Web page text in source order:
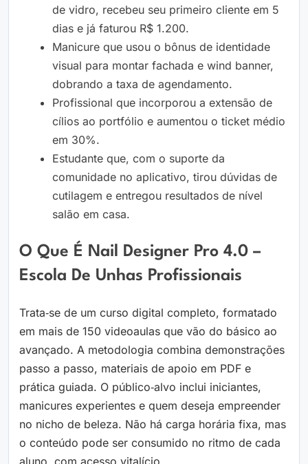
de vidro, recebeu seu primeiro cliente em 5
dias e já faturou R$ 1.200.
Manicure que usou o bônus de identidade
visual para montar fachada e wind banner,
dobrando a taxa de agendamento.
Profissional que incorporou a extensão de
cílios ao portfólio e aumentou o ticket médio
em 30%.
Estudante que, com o suporte da
comunidade no aplicativo, tirou dúvidas de
cutilagem e entregou resultados de nível
salão em casa.
O Que É Nail Designer Pro 4.0 –
Escola De Unhas Profissionais
Trata‑se de um curso digital completo, formatado
em mais de 150 videoaulas que vão do básico ao
avançado. A metodologia combina demonstrações
passo a passo, materiais de apoio em PDF e
prática guiada. O público‑alvo inclui iniciantes,
manicures experientes e quem deseja empreender
no nicho de beleza. Não há carga horária fixa, mas
o conteúdo pode ser consumido no ritmo de cada
aluno, com acesso vitalício.